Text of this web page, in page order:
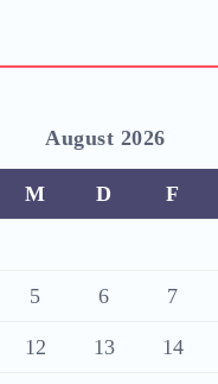
August 2026
M D F
5 6 7
12 13 14